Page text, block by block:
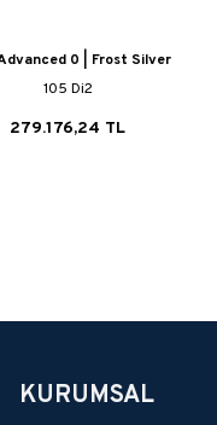
0 | Frost Silver
105 Di2
279.176,24 TL
KURUMSAL